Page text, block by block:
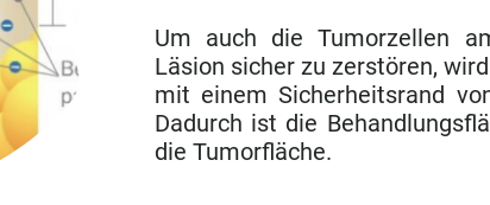
Um auch die Tumorzellen
Läsion sicher zu zerstören,
mit einem Sicherheitsrand
Dadurch ist die
die Tumorfläche.